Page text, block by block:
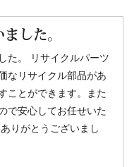
した。
た。 リサイクルパーツ
なリサイクル部品があ
ことができます。また
で安心してお任せいた
りがとうございまし